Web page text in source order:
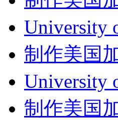
University
制作美国
University
制作美国